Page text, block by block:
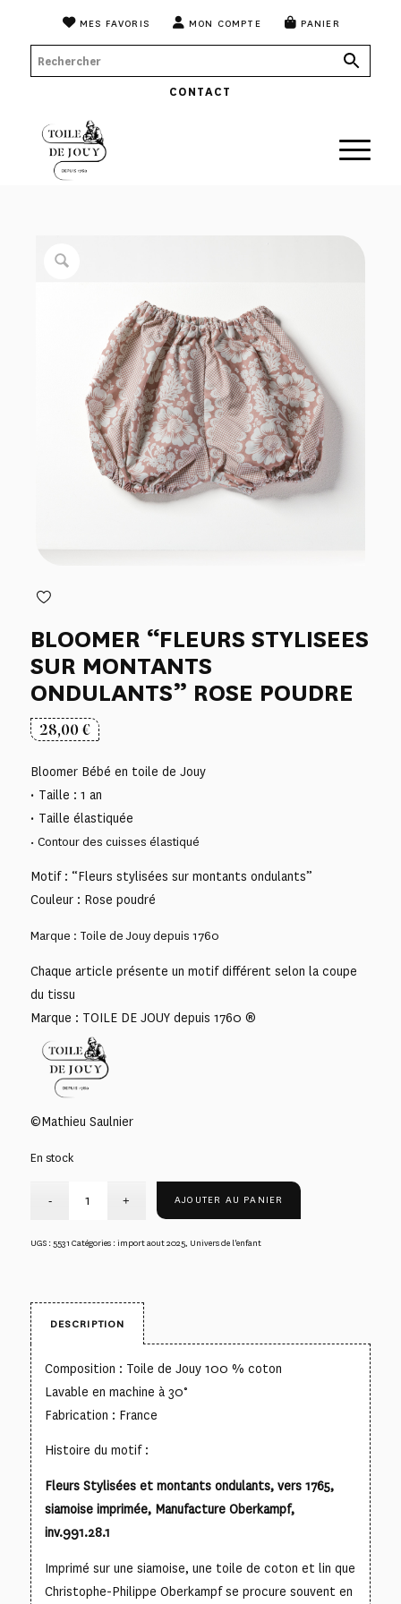
MES FAVORIS MON COMPTE PANIER
CONTACT
BLOOMER “FLEURS STYLISEES
SUR MONTANTS
ONDULANTS” ROSE POUDRE
28,00€
Bloomer Bébé en toile de Jouy
• Taille : 1 an
• Taille élastiquée
• Contour des cuisses élastiqué
Motif : “Fleurs stylisées sur montants ondulants”
Couleur : Rose poudré
Marque : Toile de Jouy depuis 1760
Chaque article présente un motif différent selon la coupe
du tissu
Marque : TOILE DE JOUY depuis 1760 ®
©Mathieu Saulnier
En stock
AJOUTER AU PANIER
UGS : 5531 Catégories :import aout 2025, Univers de l'enfant
DESCRIPTION
Composition : Toile de Jouy 100 % coton
Lavable en machine à 30°
Fabrication : France
Histoire du motif :
Fleurs Stylisées et montants ondulants, vers 1765,
siamoise imprimée, Manufacture Oberkampf,
inv.991.28.1
Imprimé sur une siamoise, une toile de coton et lin que
Christophe-Philippe Oberkampf se procure souvent en